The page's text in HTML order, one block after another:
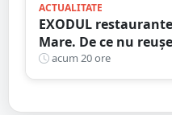
ACTUALITATE
EXODUL
Mare. De ce nu
localurile cu
acum 20 ore